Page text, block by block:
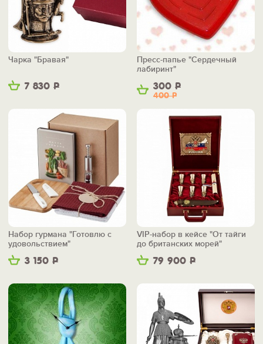
7 830 Р
Чарка "Бравая"
300 Р
400Р
Пресс-папье "Сердечный
лабиринт"
3 150 Р
Набор гурмана "Готовлю с
удовольствием"
79 900 Р
VIP-набор в кейсе "От тайги
до британских морей"